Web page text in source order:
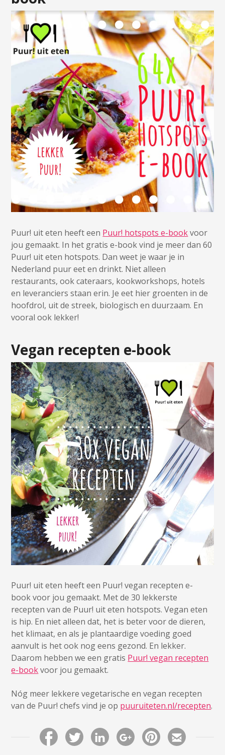
Puur! uit eten heeft een Puur! hotspots e-bookvoor
jou gemaakt. In het gratis e-book vind je meer dan 60
Puur! uit eten hotspots. Dan weet je waar je in
Nederland puur eet en drinkt. Niet alleen
restaurants, ook cateraars, kookworkshops, hotels
en leveranciers staan erin. Je eet hier groenten in de
hoofdrol, uit de streek, biologisch en duurzaam. En
vooral ook lekker!
Vegan recepten e-book
Puur! uit eten heeft een Puur! vegan recepten e-
book voor jou gemaakt. Met de 30 lekkerste
recepten van de Puur! uit eten hotspots. Vegan eten
is hip. En niet alleen dat, het is beter voor de dieren,
het klimaat, en als je plantaardige voeding goed
aanvult is het ook nog eens gezond. En lekker.
Daarom hebben we een gratis Puur! vegan recepten
e-bookvoor jou gemaakt.
Nóg meer lekkere vegetarische en vegan recepten
van de Puur! chefs vind je op puuruiteten.nl/recepten.